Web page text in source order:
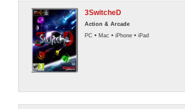
3SwitcheD
Action & Arcade
PC • Mac • iPhone • iPad